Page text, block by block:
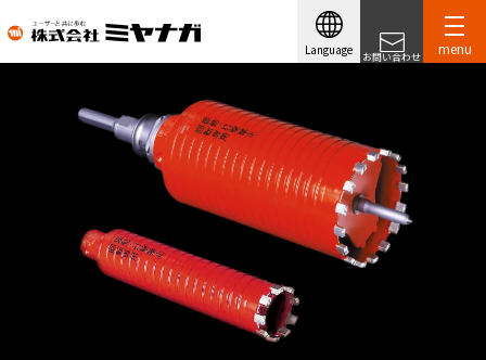
Language お問い合わせ menu